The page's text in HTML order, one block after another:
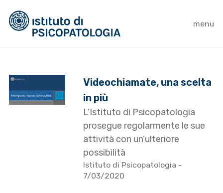
menu
Videochiamate, una scelta
in più
L’Istituto di Psicopatologia
prosegue regolarmente le sue
attività con un’ulteriore
possibilità
Istituto di Psicopatologia -
7/03/2020